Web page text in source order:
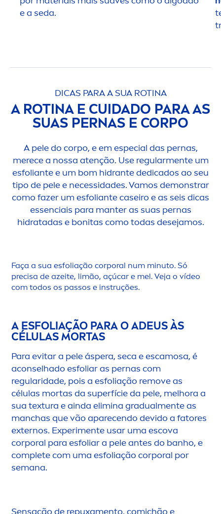
e a seda.
DICAS PARA A SUA ROTINA
A ROTINA E CUIDADO PARA AS
SUAS PERNAS E CORPO
A pele do corpo, e em especial das pernas,
merece a nossa atenção. Use regularmente um
esfoliante e um bom hidrante dedicados ao seu
tipo de pele e necessidades. Vamos demonstrar
como fazer um esfoliante caseiro e as seis dicas
essenciais para manter as suas pernas
hidratadas e bonitas como todas desejamos.
Faça a sua esfoliação corporal num minuto. Só
precisa de azeite, limão, açúcar e mel. Veja o vídeo
com todos os passos e instruções.
A ESFOLIAÇÃO PARA O ADEUS ÀS
CÉLULAS MORTAS
Para evitar a pele áspera, seca e escamosa, é
aconselhado esfoliar as pernas com
regularidade, pois a esfoliação remove as
células mortas da superfície da pele, melhora a
sua textura e ainda elimina gradualmente as
manchas que vão aparecendo devido a fatores
externos. Experimente usar uma escova
corporal para esfoliar a pele antes do banho, e
complete com uma esfoliação corporal por
semana.
Sensação de repuxamento, comichão e